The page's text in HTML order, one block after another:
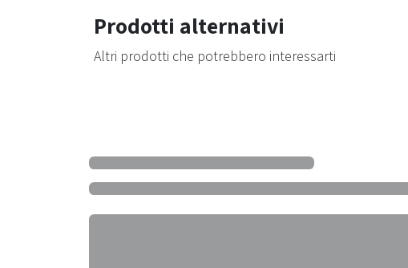
Prodotti alternativi
Altri prodotti che potrebbero interessarti